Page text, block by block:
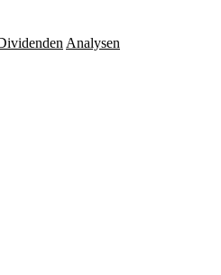
Analysen